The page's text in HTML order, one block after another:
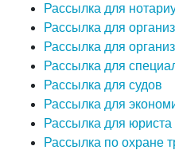
Рассылка для
Рассылка для
Рассылка для
Рассылка для
Рассылка для судов
Рассылка для
Рассылка для юриста
Рассылка по охране